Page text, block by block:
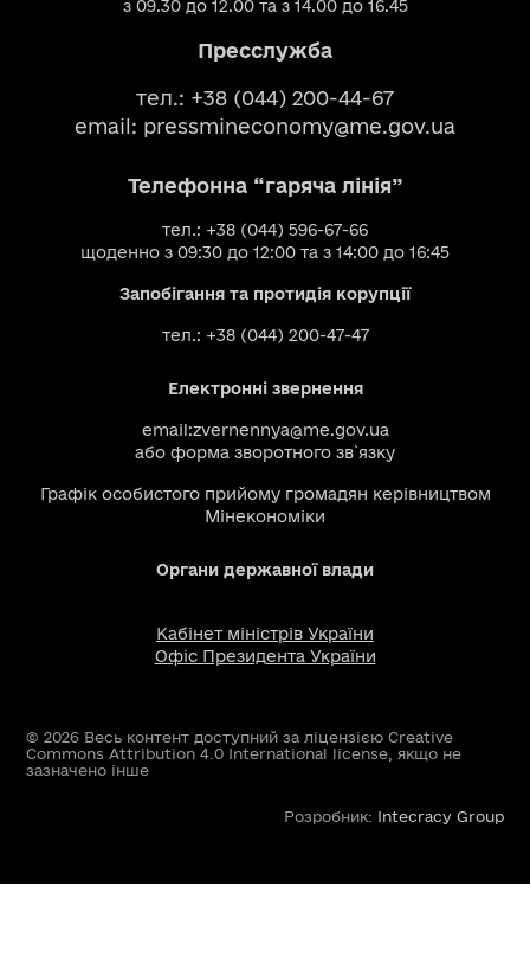
з 09.30 до 12.00 та з 14.00 до 16.45
Пресслужба
тел.: +38 (044) 200-44-67
email: pressmineconomy@me.gov.ua
Телефонна “гаряча лінія”
тел.: +38 (044) 596-67-66
щоденно з 09:30 до 12:00 та з 14:00 до 16:45
Запобігання та протидія корупції
тел.: +38 (044) 200-47-47
Електронні звернення
email:zvernennya@me.gov.ua
або форма зворотного зв`язку
Графік особистого прийому громадян керівництвом
Мінекономіки
Органи державної влади
Кабінет міністрів України
Офіс Президента України
© 2026 Весь контент доступний за ліцензією Creative
Commons Attribution 4.0 International license, якщо не
зазначено інше
Розробник: Intecracy Group